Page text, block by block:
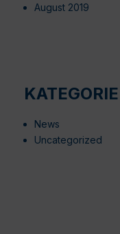
August 2019
KATEGORIE
News
Uncategorized